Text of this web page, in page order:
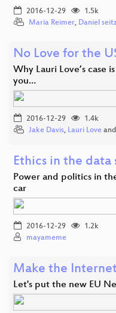
2016-12-29
1.5k
Maria Reimer, Daniel
No Love for the
Why Lauri Love’s case
you…
2016-12-29
1.4k
Jake Davis, Lauri Love and
Ethics in the data
Power and politics in
car
2016-12-29
1.2k
mayameme
Make the
Let's put the new EU